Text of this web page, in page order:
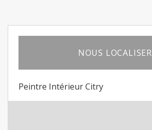
NOUS LOCALISER
Peintre Intérieur Citry